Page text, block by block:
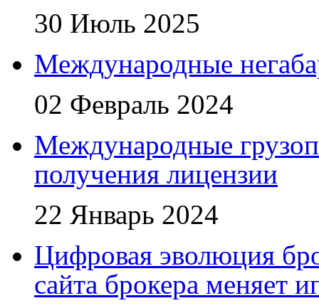
30 Июль 2025
Международные
02 Февраль 2024
Международные
получения лицензии
22 Январь 2024
Цифровая эволюция
сайта брокера меняет